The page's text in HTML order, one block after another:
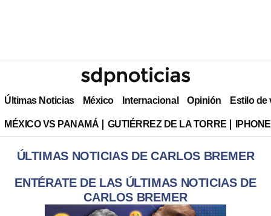
Últimas Noticias México Internacional Opinión Estilo de
MÉXICO VS PANAMÁ GUTIÉRREZ DE LA TORRE
ÚLTIMAS NOTICIAS DE CARLOS BREMER
ENTÉRATE DE LAS ÚLTIMAS NOTICIAS DE
CARLOS BREMER